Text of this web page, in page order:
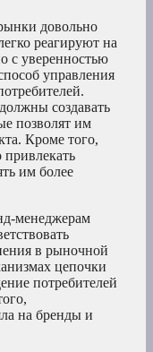
довольно
реагируют на
с уверенностью
управления
создавать
позволят им
Кроме того,
им более
менеджерам
в рыночной
цепочки
потребителей
на бренды и